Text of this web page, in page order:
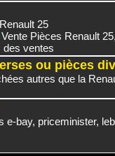
25
Vente Pièces Renault 25
des ventes
ou pièces
autres que la
e-bay, priceminister,